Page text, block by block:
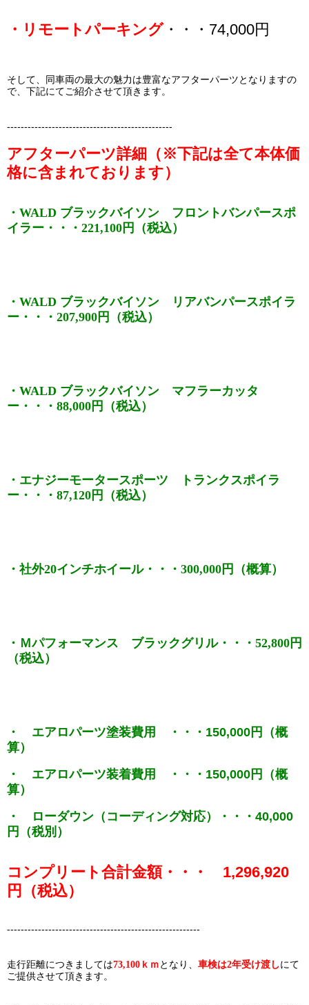
・リモートパーキング・・・74,000円
そして、同車両の最大の魅力は豊富なアフターパーツとなりますの
で、下記にてご紹介させて頂きます。
------------------------------------------------
アフターパーツ詳細（※下記は全て本体価
格に含まれております）
・WALD ブラックバイソン フロントバンパースポ
イラー・・・221,100円（税込）
・WALD ブラックバイソン リアバンパースポイラ
ー・・・207,900円（税込）
・WALD ブラックバイソン マフラーカッタ
ー・・・88,000円（税込）
・エナジーモータースポーツ トランクスポイラ
ー・・・87,120円（税込）
・社外20インチホイール・・・300,000円（概算）
・Ｍパフォーマンス ブラックグリル・・・52,800円
（税込）
・ エアロパーツ塗装費用 ・・・150,000円（概
算）
・ エアロパーツ装着費用 ・・・150,000円（概
算）
・ ローダウン（コーディング対応）・・・40,000
円（税別）
コンプリート合計金額・・・ 1,296,920
円（税込）
--------------------------------------------------------
走行距離につきましては73,100ｋｍ となり、 車検は2年受け渡しにて
ご提供させて頂きます。